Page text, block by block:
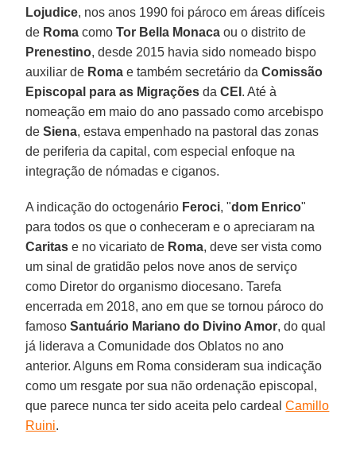
Lojudice, nos anos 1990 foi pároco em áreas difíceis
de Roma comoTor Bella Monaca ou o distrito de
Prenestino, desde 2015 havia sido nomeado bispo
auxiliar de Roma e também secretário daComissão
Episcopal para as Migrações daCEI . Até à
nomeação em maio do ano passado como arcebispo
deSiena, estava empenhado na pastoral das zonas
de periferia da capital, com especial enfoque na
integração de nómadas e ciganos.
A indicação do octogenário Feroci, "dom Enrico"
para todos os que o conheceram e o apreciaram na
Caritas e no vicariato de Roma, deve ser vista como
um sinal de gratidão pelos nove anos de serviço
como Diretor do organismo diocesano. Tarefa
encerrada em 2018, ano em que se tornou pároco do
famosoSantuário Mariano do Divino Amor, do qual
já liderava a Comunidade dos Oblatos no ano
anterior. Alguns em Roma consideram sua indicação
como um resgate por sua não ordenação episcopal,
que parece nunca ter sido aceita pelo cardealCamillo
Ruini.